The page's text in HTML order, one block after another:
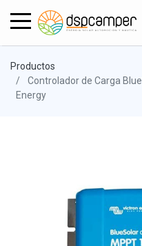
Productos
Controlador de Carga
Energy